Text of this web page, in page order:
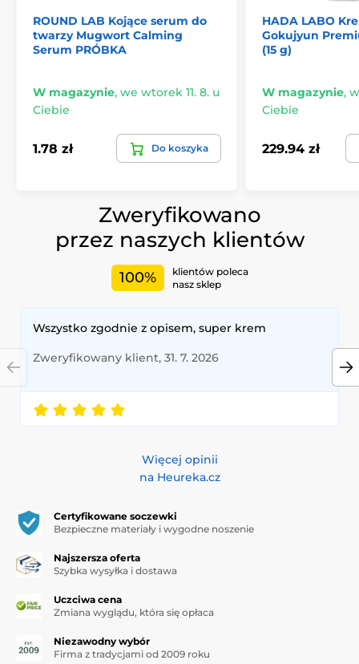
ROUND LAB Kojące serum do
twarzy Mugwort Calming
Serum PRÓBKA
W magazynie, we wtorek 11. 8. u
Ciebie
1.78 zł Do koszyka
HADA LABO
Gokujyun
(15 g)
W magazynie,
Ciebie
229.94 zł
Zweryfikowano
przez naszych klientów
100%
klientów poleca
nasz sklep
Wszystko zgodnie z opisem, super krem
Zweryfikowany klient, 31. 7. 2026
Więcej opinii
na Heureka.cz
Certyfikowane soczewki
Bezpieczne materiały i wygodne noszenie
Najszersza oferta
Szybka wysyłka i dostawa
Uczciwa cena
Zmiana wyglądu, która się opłaca
Niezawodny wybór
Firma z tradycjami od 2009 roku